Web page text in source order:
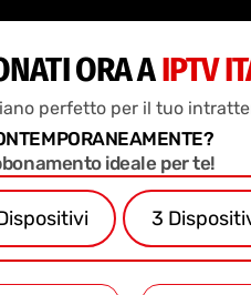
ORA AIPTV
perfetto per il tuo
ideale per te!
3